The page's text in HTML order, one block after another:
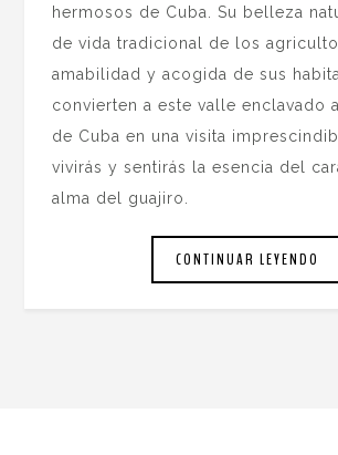
hermosos de Cuba. Su belleza
de vida tradicional de los
amabilidad y acogida de sus
convierten a este valle enclavado
de Cuba en una visita
vivirás y sentirás la esencia del
alma del guajiro.
CONTINUAR LEYENDO